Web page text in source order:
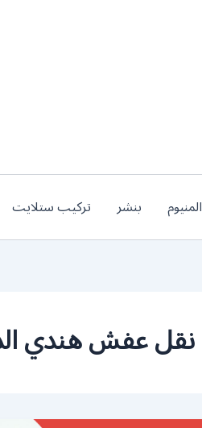
المنيوم بنشر تركيب ستلايت
نقل عفش هندي